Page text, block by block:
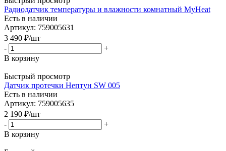
Радиодатчик температуры и влажности комнатный MyHeat
Есть в наличии
Артикул: 759005631
3 490 ₽/шт
-
+
В корзину
Быстрый просмотр
Датчик протечки Нептун SW 005
Есть в наличии
Артикул: 759005635
2 190 ₽/шт
-
+
В корзину